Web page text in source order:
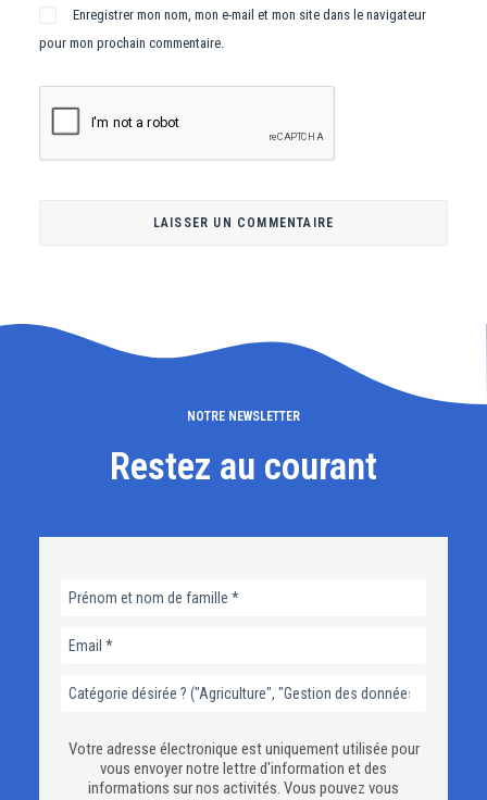
Enregistrer mon nom, mon e-mail et mon site dans le navigateur
pour mon prochain commentaire.
NOTRE NEWSLETTER
Restez au courant
Votre adresse électronique est uniquement utilisée pour
vous envoyer notre lettre d'information et des
informations sur nos activités. Vous pouvez vous